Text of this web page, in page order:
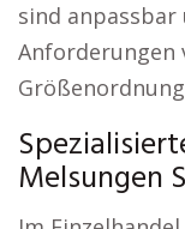
sind anpassbar
Anforderungen
Melsungen